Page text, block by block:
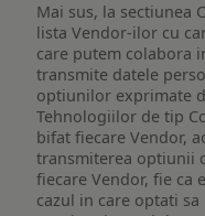
Mai sus, la sectiunea
lista Vendor-ilor cu
care putem colabora
transmite datele
optiunilor exprimate
Tehnologiilor de tip
bifat fiecare Vendor,
transmiterea optiunii
fiecare Vendor, fie ca
cazul in care optati